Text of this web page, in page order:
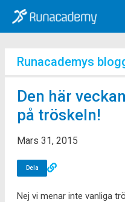
Runacademys
Den här
på tröskeln!
Mars 31, 2015
Dela
Nej vi menar inte vanliga